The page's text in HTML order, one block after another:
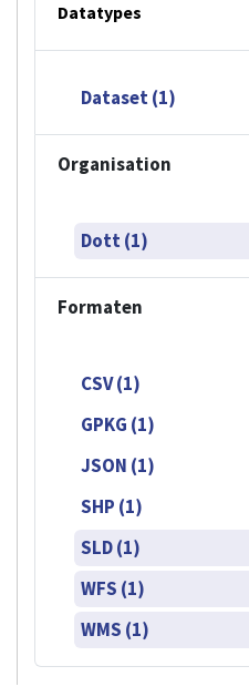
Datatypes
Dataset (1)
Organisation
Dott (1)
Formaten
CSV (1)
GPKG (1)
JSON (1)
SHP (1)
SLD (1)
WFS (1)
WMS (1)